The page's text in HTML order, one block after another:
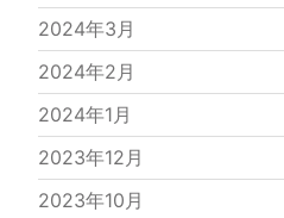
2024年3月
2024年2月
2024年1月
2023年12月
2023年10月